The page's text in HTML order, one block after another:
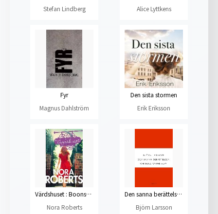
Stefan Lindberg
Alice Lyttkens
Fyr
Magnus Dahlström
Den sista stormen
Erik Eriksson
Värdshuset : BoonsBorotrilogi del 1
Nora Roberts
Den sanna berättelsen om Inga Andersson
Björn Larsson